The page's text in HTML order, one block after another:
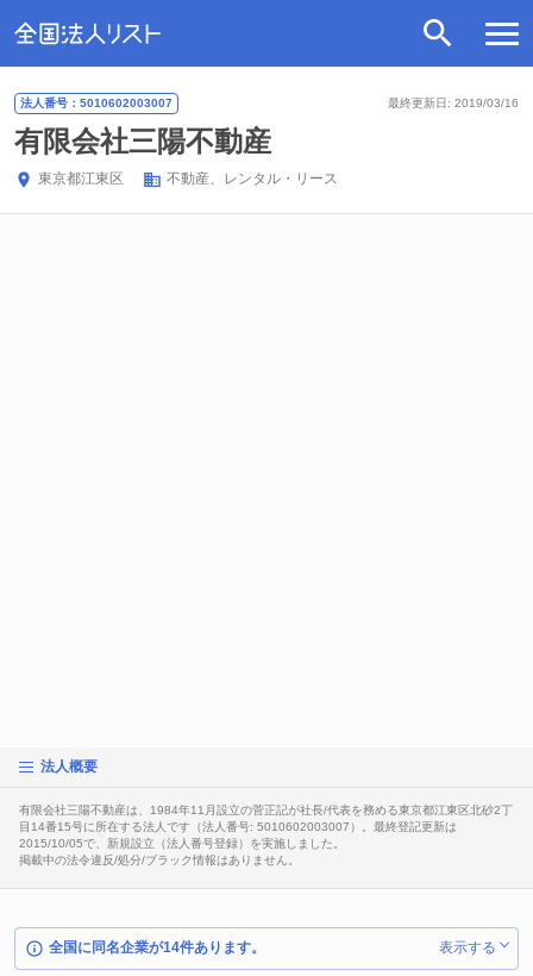
最終更新日: 2019/03/16
法人番号：5010602003007
有限会社三陽不動産
東京都江東区 不動産、レンタル・リース
法人概要
有限会社三陽不動産は、1984年11月設立の菅正記が社長/代表を務める東京都江東区北砂2丁
目14番15号に所在する法人です（法人番号: 5010602003007）。最終登記更新は
2015/10/05で、新規設立（法人番号登録）を実施しました。
掲載中の法令違反/処分/ブラック情報はありません。
全国に同名企業が14件あります。 表示する